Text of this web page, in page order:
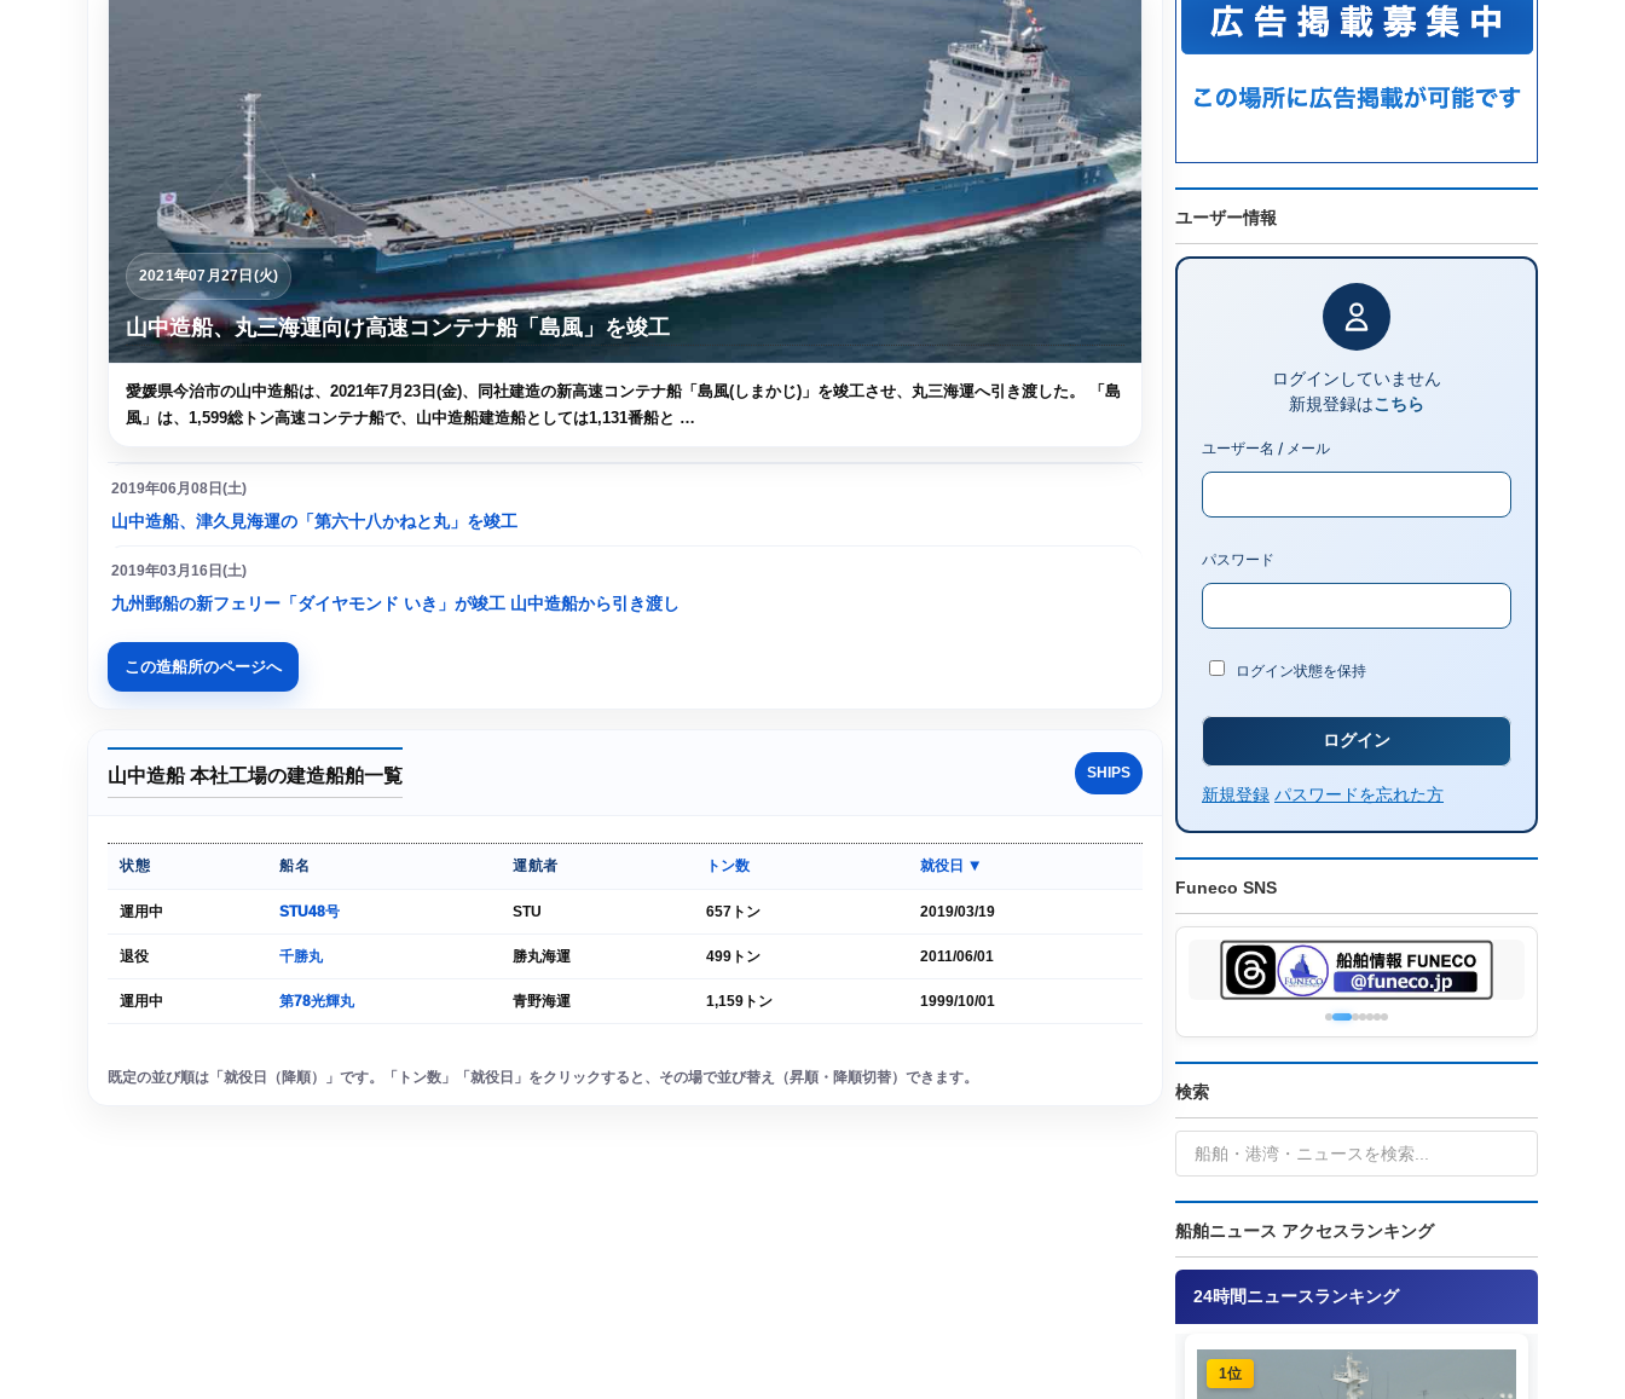
2021年07月27日(火)
山中造船、丸三海運向け高速コンテナ船「島風」を竣工
愛媛県今治市の山中造船は、2021年7月23日(金)、同社建造の新高速コンテナ船「島風(しまかじ)」を竣工させ、丸三海運へ引き渡した。 「島
風」は、1,599総トン高速コンテナ船で、山中造船建造船としては1,131番船と …
2019年06月08日(土)
山中造船、津久見海運の「第六十八かねと丸」を竣工
2019年03月16日(土)
九州郵船の新フェリー「ダイヤモンド いき」が竣工 山中造船から引き渡し
この造船所のページへ
山中造船 本社工場の建造船舶一覧 SHIPS
状態 船名 運航者 トン数 就役日 ▼
運用中 STU48号 STU 657トン 2019/03/19
退役 千勝丸 勝丸海運 499トン 2011/06/01
運用中 第78光輝丸 青野海運 1,159トン 1999/10/01
既定の並び順は「就役日（降順）」です。「トン数」「就役日」をクリックすると、その場で並び替え（昇順・降順切替）できます。
ユーザー情報
ログインしていません
新規登録はこちら
ユーザー名 / メール
パスワード
ログイン状態を保持
新規登録 パスワードを忘れた方
Funeco SNS
検索
船舶ニュース アクセスランキング
24時間ニュースランキング
1位